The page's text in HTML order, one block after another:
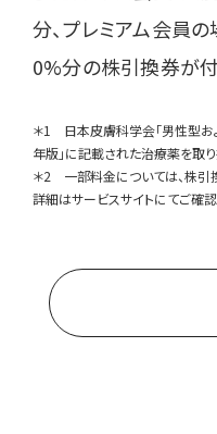
分、プレミアム会員
0%分の株引換券が付
＊1
日本皮膚科学会「男性型
年版」に記載された治療薬を取り
＊2
一部料金については、株引
詳細はサービスサイトにてご確認